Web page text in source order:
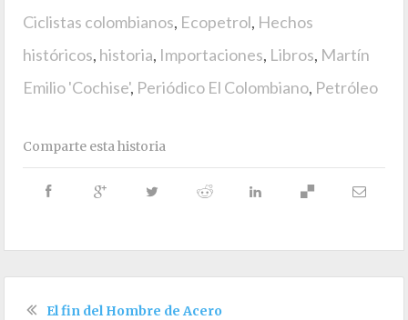
Ciclistas colombianos, Ecopetrol, Hechos
históricos, historia, Importaciones, Libros, Martín
Emilio 'Cochise', Periódico El Colombiano, Petróleo
Comparte esta historia
El fin del Hombre de Acero